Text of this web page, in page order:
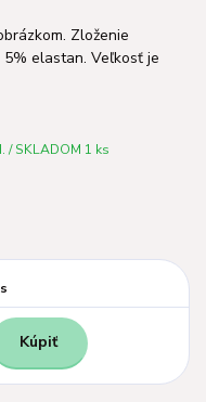
Zloženie
elastan. Veľkosť je
SKLADOM 1 ks
Kúpiť